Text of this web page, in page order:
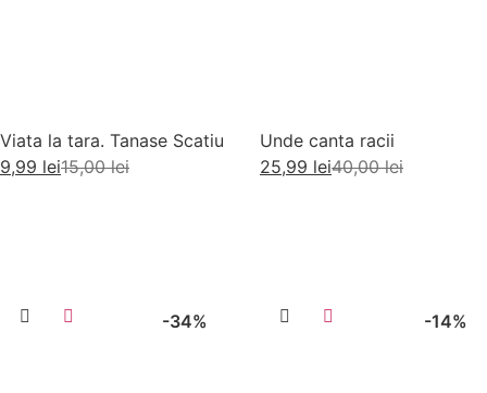
Viata la tara. Tanase Scatiu
15,00lei
9,99 lei
Unde canta racii
40,00lei
25,99 lei
-34% -14%